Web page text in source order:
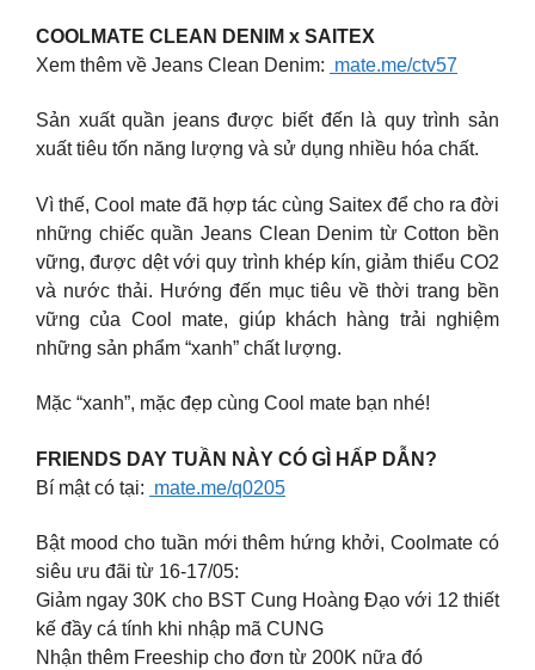
COOLMATE CLEAN DENIM x SAITEX
Xem thêm về Jeans Clean Denim: mate.me/ctv57
Sản xuất quần jeans được biết đến là quy trình sản
xuất tiêu tốn năng lượng và sử dụng nhiều hóa chất.
Vì thế, Cool mate đã hợp tác cùng Saitex để cho ra đời
những chiếc quần Jeans Clean Denim từ Cotton bền
vững, được dệt với quy trình khép kín, giảm thiểu CO2
và nước thải. Hướng đến mục tiêu về thời trang bền
vững của Cool mate, giúp khách hàng trải nghiệm
những sản phẩm “xanh” chất lượng.
Mặc “xanh”, mặc đẹp cùng Cool mate bạn nhé!
FRIENDS DAY TUẦN NÀY CÓ GÌ HẤP DẪN?
Bí mật có tại: mate.me/q0205
Bật mood cho tuần mới thêm hứng khởi, Coolmate có
siêu ưu đãi từ 16-17/05:
Giảm ngay 30K cho BST Cung Hoàng Đạo với 12 thiết
kế đầy cá tính khi nhập mã CUNG
Nhận thêm Freeship cho đơn từ 200K nữa đó